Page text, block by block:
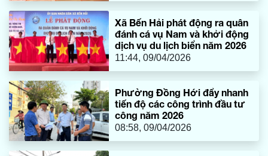
Xã Bến Hải phát động ra quân
đánh cá vụ Nam và khởi động
dịch vụ du lịch biển năm 2026
11:44, 09/04/2026
Phường Đồng Hới đẩy nhanh
tiến độ các công trình đầu tư
công năm 2026
08:58, 09/04/2026